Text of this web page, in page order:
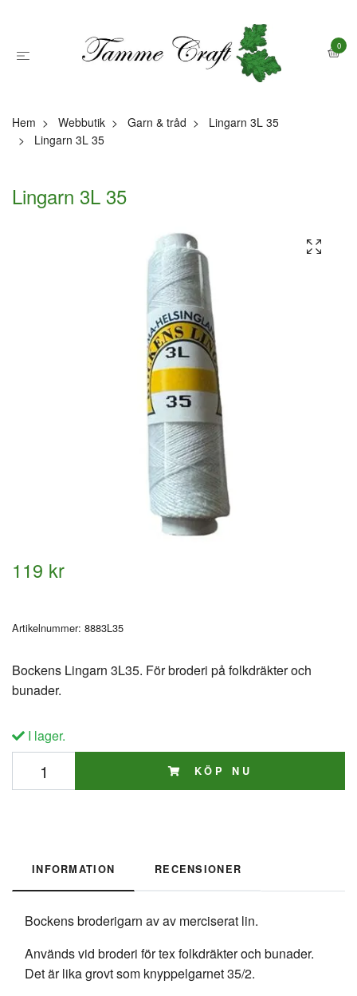
0
Hem Webbutik Garn & tråd
Lingarn 3L 35
Lingarn 3L 35
Lingarn 3L 35
119 kr
Artikelnummer: 8883L35
Bockens Lingarn 3L35. För broderi på folkdräkter och
bunader.
I lager.
KÖP NU
INFORMATION RECENSIONER
Bockens broderigarn av av merciserat lin.
Används vid broderi för tex folkdräkter och bunader.
Det är lika grovt som knyppelgarnet 35/2.